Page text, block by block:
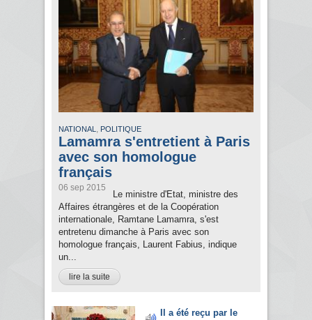
NATIONAL , POLITIQUE
Lamamra s'entretient à Paris
avec son homologue
français
06 sep 2015
Le ministre d'Etat, ministre des
Affaires étrangères et de la Coopération
internationale, Ramtane Lamamra, s'est
entretenu dimanche à Paris avec son
homologue français, Laurent Fabius, indique
un...
lire la suite
Il a été reçu par le